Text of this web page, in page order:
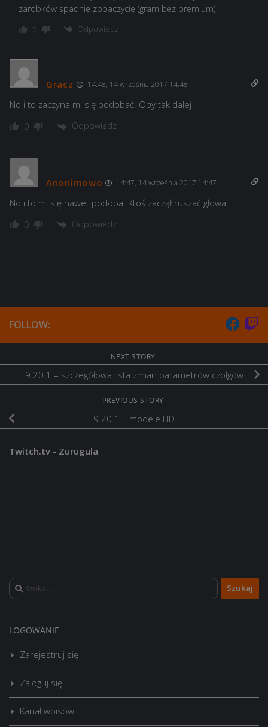
zarobków spadnie zobaczycie (gram bez premium)
0 Odpowiedz
Gracz 14:48, 14 września 2017 14:48
No i to zaczyna mi się podobać. Oby tak dalej
0 Odpowiedz
Anonimowo 14:47, 14 września 2017 14:47
No i to mi się nawet podoba. Ktoś zaczął ruszać głowa.
0 Odpowiedz
FOLLOW:
NEXT STORY
9.20.1 – szczegółowa lista zmian parametrów czołgów
PREVIOUS STORY
9.20.1 – modele HD
Twitch.tv - Zurugula
Szukaj:
LOGOWANIE
Zarejestruj się
Zaloguj się
Kanał wpisów